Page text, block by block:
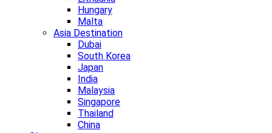
Hungary
Malta
Asia Destination
Dubai
South Korea
Japan
India
Malaysia
Singapore
Thailand
China